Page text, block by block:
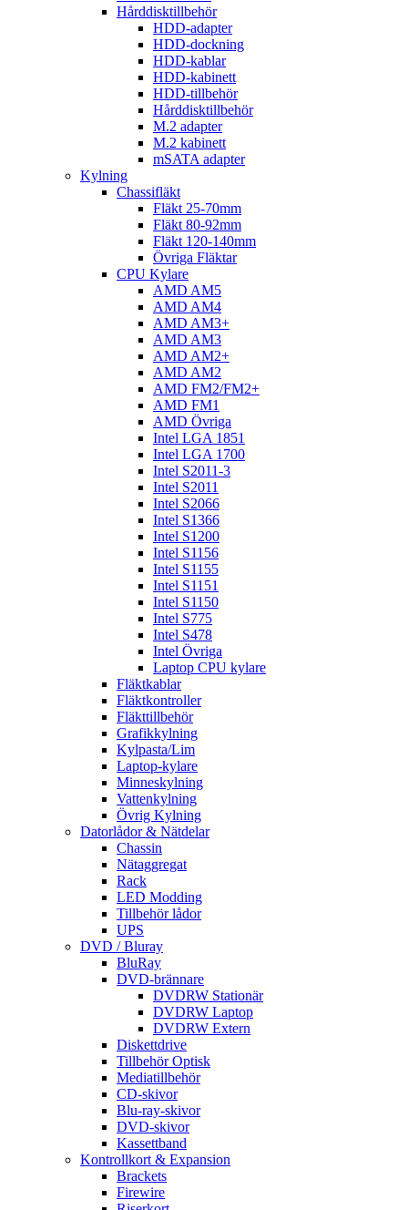
Hårddisktillbehör
HDD-adapter
HDD-dockning
HDD-kablar
HDD-kabinett
HDD-tillbehör
Hårddisktillbehör
M.2 adapter
M.2 kabinett
mSATA adapter
Kylning
Chassifläkt
Fläkt 25-70mm
Fläkt 80-92mm
Fläkt 120-140mm
Övriga Fläktar
CPU Kylare
AMD AM5
AMD AM4
AMD AM3+
AMD AM3
AMD AM2+
AMD AM2
AMD FM2/FM2+
AMD FM1
AMD Övriga
Intel LGA 1851
Intel LGA 1700
Intel S2011-3
Intel S2011
Intel S2066
Intel S1366
Intel S1200
Intel S1156
Intel S1155
Intel S1151
Intel S1150
Intel S775
Intel S478
Intel Övriga
Laptop CPU kylare
Fläktkablar
Fläktkontroller
Fläkttillbehör
Grafikkylning
Kylpasta/Lim
Laptop-kylare
Minneskylning
Vattenkylning
Övrig Kylning
Datorlådor & Nätdelar
Chassin
Nätaggregat
Rack
LED Modding
Tillbehör lådor
UPS
DVD / Bluray
BluRay
DVD-brännare
DVDRW Stationär
DVDRW Laptop
DVDRW Extern
Diskettdrive
Tillbehör Optisk
Mediatillbehör
CD-skivor
Blu-ray-skivor
DVD-skivor
Kassettband
Kontrollkort & Expansion
Brackets
Firewire